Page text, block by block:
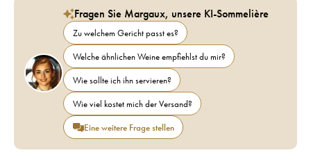
Fragen Sie Margaux, unsere KI-Sommelière
Zu welchem Gericht passt es?
Welche ähnlichen Weine empfiehlst du mir?
Wie sollte ich ihn servieren?
Wie viel kostet mich der Versand?
Eine weitere Frage stellen